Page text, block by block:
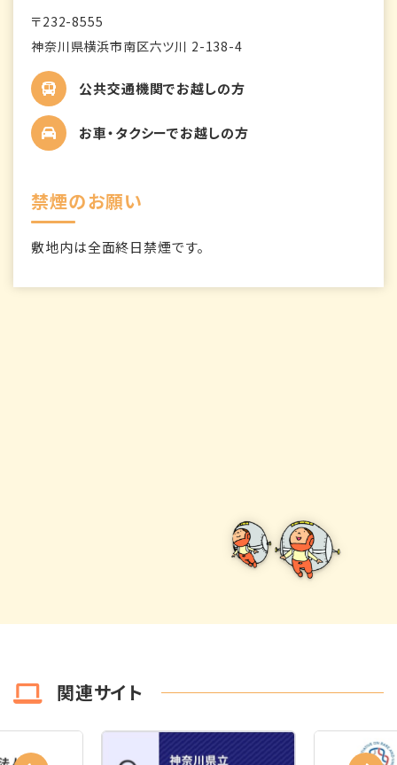
〒232-8555
神奈川県横浜市南区六ツ川 2-138-4
公共交通機関でお越しの方
お車・タクシーでお越しの方
禁煙のお願い
敷地内は全面終日禁煙です。
関連サイト